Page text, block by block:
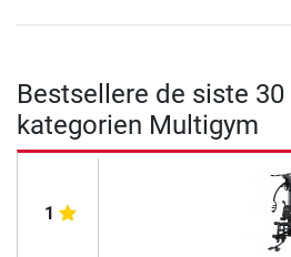
Bestsellere de siste
kategorien Multigym
1